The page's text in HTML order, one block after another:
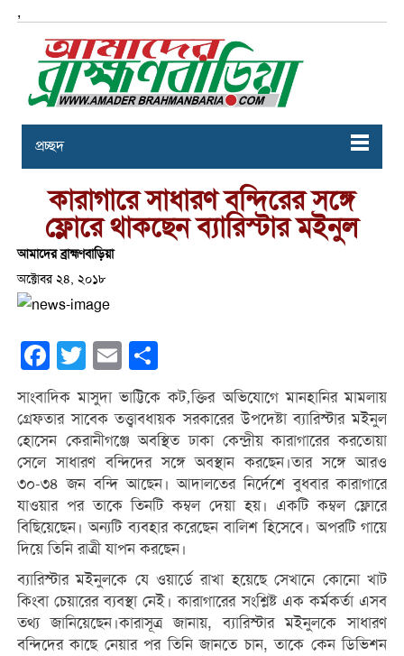
,
প্রচ্ছদ
কারাগারে সাধারণ বন্দিরের সঙ্গে
ফ্লোরে থাকছেন ব্যারিস্টার মইনুল
আমাদের ব্রাহ্মণবাড়িয়া
অক্টোবর ২৪, ২০১৮
Facebook
Twitter Email
সাংবাদিক মাসুদা ভাট্টিকে কট‚ক্তির অভিযোগে মানহানির মামলায়
গ্রেফতার সাবেক তত্ত্বাবধায়ক সরকারের উপদেষ্টা ব্যারিস্টার মইনুল
হোসেন কেরানীগঞ্জে অবস্থিত ঢাকা কেন্দ্রীয় কারাগারের করতোয়া
সেলে সাধারণ বন্দিদের সঙ্গে অবস্থান করছেন।তার সঙ্গে আরও
৩০-৩৪ জন বন্দি আছেন। আদালতের নির্দেশে বুধবার কারাগারে
যাওয়ার পর তাকে তিনটি কম্বল দেয়া হয়। একটি কম্বল ফ্লোরে
বিছিয়েছেন। অন্যটি ব্যবহার করেছেন বালিশ হিসেবে। অপরটি গায়ে
দিয়ে তিনি রাত্রী যাপন করছেন।
ব্যারিস্টার মইনুলকে যে ওয়ার্ডে রাখা হয়েছে সেখানে কোনো খাট
কিংবা চেয়ারের ব্যবস্থা নেই। কারাগারের সংশ্লিষ্ট এক কর্মকর্তা এসব
তথ্য জানিয়েছেন।কারাসূত্র জানায়, ব্যারিস্টার মইনুলকে সাধারণ
বন্দিদের কাছে নেয়ার পর তিনি জানতে চান, তাকে কেন ডিভিশন